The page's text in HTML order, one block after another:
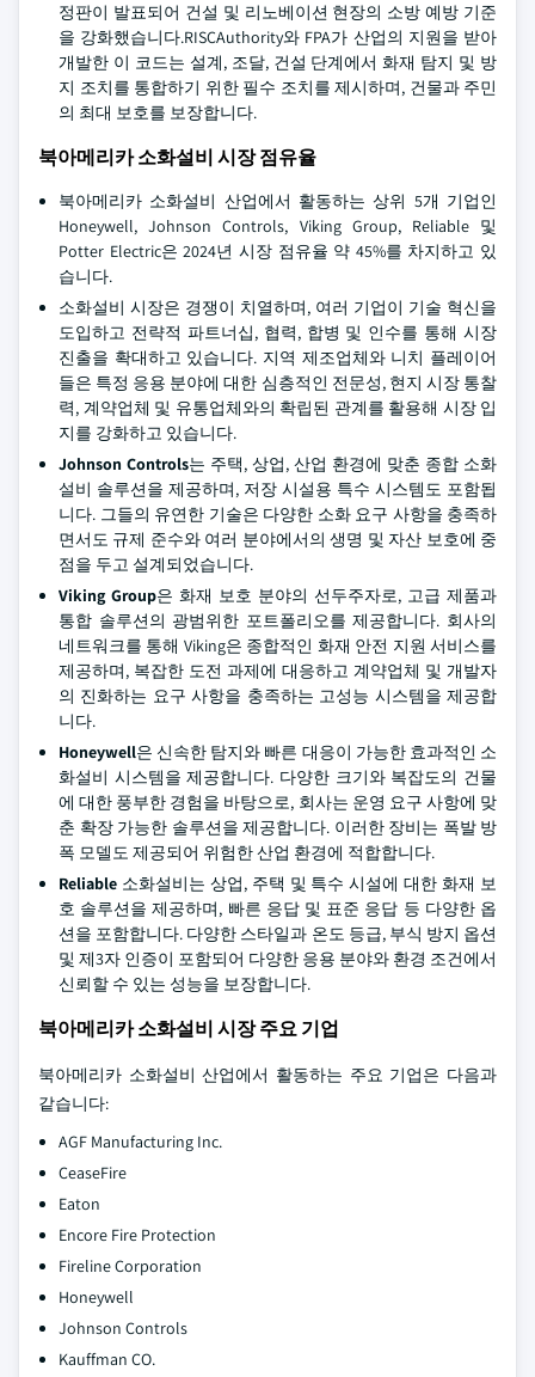
정판이 발표되어 건설 및 리노베이션 현장의 소방 예방 기준
을 강화했습니다.RISCAuthority와 FPA가 산업의 지원을 받아
개발한 이 코드는 설계, 조달, 건설 단계에서 화재 탐지 및 방
지 조치를 통합하기 위한 필수 조치를 제시하며, 건물과 주민
의 최대 보호를 보장합니다.
북아메리카 소화설비 시장 점유율
북아메리카 소화설비 산업에서 활동하는 상위 5개 기업인
Honeywell, Johnson Controls, Viking Group, Reliable 및
Potter Electric은 2024년 시장 점유율 약 45%를 차지하고 있
습니다.
소화설비 시장은 경쟁이 치열하며, 여러 기업이 기술 혁신을
도입하고 전략적 파트너십, 협력, 합병 및 인수를 통해 시장
진출을 확대하고 있습니다. 지역 제조업체와 니치 플레이어
들은 특정 응용 분야에 대한 심층적인 전문성, 현지 시장 통찰
력, 계약업체 및 유통업체와의 확립된 관계를 활용해 시장 입
지를 강화하고 있습니다.
Johnson Controls는 주택, 상업, 산업 환경에 맞춘 종합 소화
설비 솔루션을 제공하며, 저장 시설용 특수 시스템도 포함됩
니다. 그들의 유연한 기술은 다양한 소화 요구 사항을 충족하
면서도 규제 준수와 여러 분야에서의 생명 및 자산 보호에 중
점을 두고 설계되었습니다.
Viking Group은 화재 보호 분야의 선두주자로, 고급 제품과
통합 솔루션의 광범위한 포트폴리오를 제공합니다. 회사의
네트워크를 통해 Viking은 종합적인 화재 안전 지원 서비스를
제공하며, 복잡한 도전 과제에 대응하고 계약업체 및 개발자
의 진화하는 요구 사항을 충족하는 고성능 시스템을 제공합
니다.
Honeywell은 신속한 탐지와 빠른 대응이 가능한 효과적인 소
화설비 시스템을 제공합니다. 다양한 크기와 복잡도의 건물
에 대한 풍부한 경험을 바탕으로, 회사는 운영 요구 사항에 맞
춘 확장 가능한 솔루션을 제공합니다. 이러한 장비는 폭발 방
폭 모델도 제공되어 위험한 산업 환경에 적합합니다.
Reliable 소화설비는 상업, 주택 및 특수 시설에 대한 화재 보
호 솔루션을 제공하며, 빠른 응답 및 표준 응답 등 다양한 옵
션을 포함합니다. 다양한 스타일과 온도 등급, 부식 방지 옵션
및 제3자 인증이 포함되어 다양한 응용 분야와 환경 조건에서
신뢰할 수 있는 성능을 보장합니다.
북아메리카 소화설비 시장 주요 기업
북아메리카 소화설비 산업에서 활동하는 주요 기업은 다음과
같습니다:
AGF Manufacturing Inc.
CeaseFire
Eaton
Encore Fire Protection
Fireline Corporation
Honeywell
Johnson Controls
Kauffman CO.